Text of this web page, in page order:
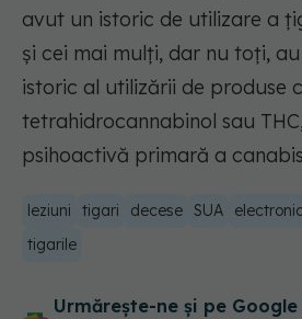
avut un istoric de utilizare a
și cei mai mulți, dar nu toți,
istoric al utilizării de produse
tetrahidrocannabinol sau
psihoactivă primară a
leziuni tigari decese SUA
tigarile
Urmărește-ne și pe Google